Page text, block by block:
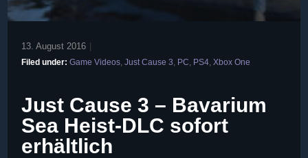
13. August 2016
Filed under: Game Videos, Just Cause 3, PC, PS4, Xbox One
Just Cause 3 – Bavarium
Sea Heist-DLC sofort
erhältlich